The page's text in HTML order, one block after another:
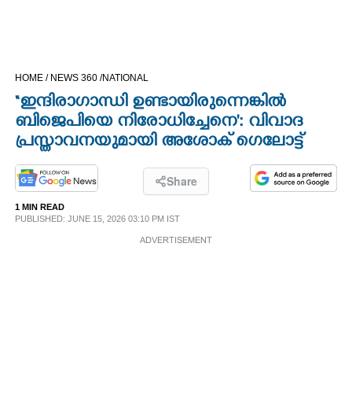
CINEMA
OPINION
PHOTOS
LIFESTYLE
HOME / NEWS 360 /NATIONAL
“ഇന്ദിരാഗാന്ധി ഉണ്ടായിരുന്നെങ്കിൽ
ബിജെപിയെ നിരോധിച്ചേനെ": വിവാദ
പ്രസ്താവനയുമായി അശോക് ഗെലോട്ട്
Share
1 MIN READ
PUBLISHED: JUNE 15, 2026 03:10 PM IST
ADVERTISEMENT